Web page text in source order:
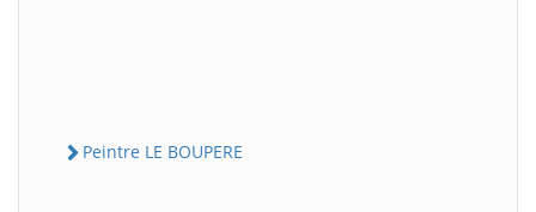
Peintre LE BOUPERE